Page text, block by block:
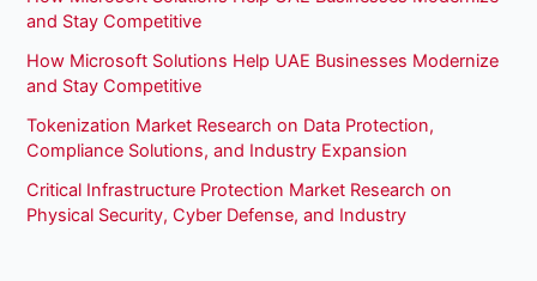
and Stay Competitive
How Microsoft Solutions Help UAE Businesses Modernize
and Stay Competitive
Tokenization Market Research on Data Protection,
Compliance Solutions, and Industry Expansion
Critical Infrastructure Protection Market Research on
Physical Security, Cyber Defense, and Industry